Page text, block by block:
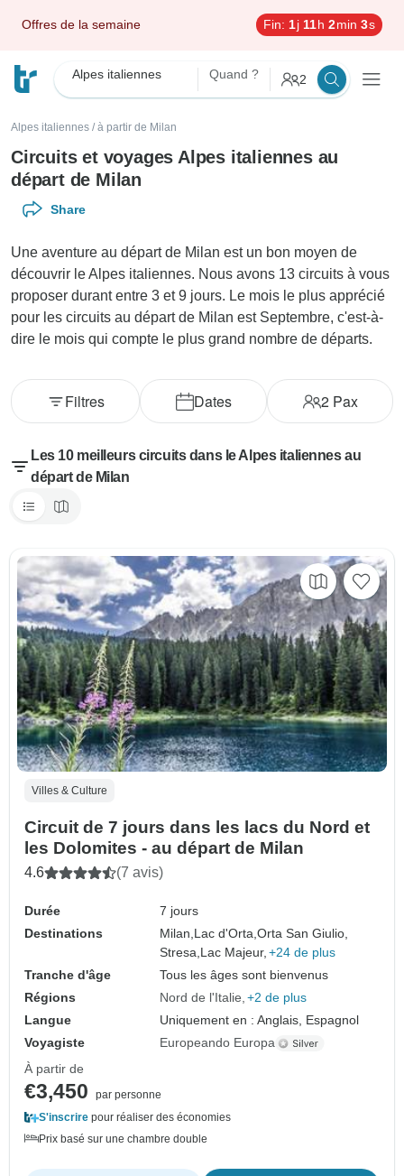
Offres de la semaine Fin: 1j 11h 2min 1s
Alpes italiennes Quand ? 2
Alpes italiennes / à partir de Milan
Circuits et voyages Alpes italiennes au
départ de Milan
Share
Une aventure au départ de Milan est un bon moyen de
découvrir le Alpes italiennes. Nous avons 13 circuits à vous
proposer durant entre 3 et 9 jours. Le mois le plus apprécié
pour les circuits au départ de Milan est Septembre, c'est-à-
dire le mois qui compte le plus grand nombre de départs.
Dates 2Pax
Filtres
Les 10 meilleurs circuits dans le Alpes italiennes au
départ de Milan
Villes & Culture
Circuit de 7 jours dans les lacs du Nord et
les Dolomites - au départ de Milan
4.6 (7 avis)
Durée
7 jours
Destinations
Milan, Lac d'Orta,Orta San Giulio,
Stresa, Lac Majeur, +24 de plus
Tranche d'âge
Tous les âges sont bienvenus
Régions
Nord de l'Italie +2 de plus
Langue
Uniquement en : Anglais, Espagnol
Voyagiste
Europeando Europa
À partir de
€3,450
par personne
S'inscrire pour réaliser des économies
Prix basé sur une chambre double